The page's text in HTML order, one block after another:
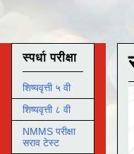
स्पर्धा परीक्षा
शिष्यवृत्ती ५ वी
शिष्यवृत्ती ८ वी
NMMS परीक्षा
सराव टेस्ट